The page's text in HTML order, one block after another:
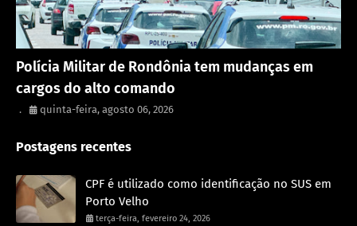
Polícia Militar de Rondônia tem mudanças em
cargos do alto comando
. quinta-feira, agosto 06, 2026
Postagens recentes
CPF é utilizado como identificação no SUS em
Porto Velho
terça-feira, fevereiro 24, 2026